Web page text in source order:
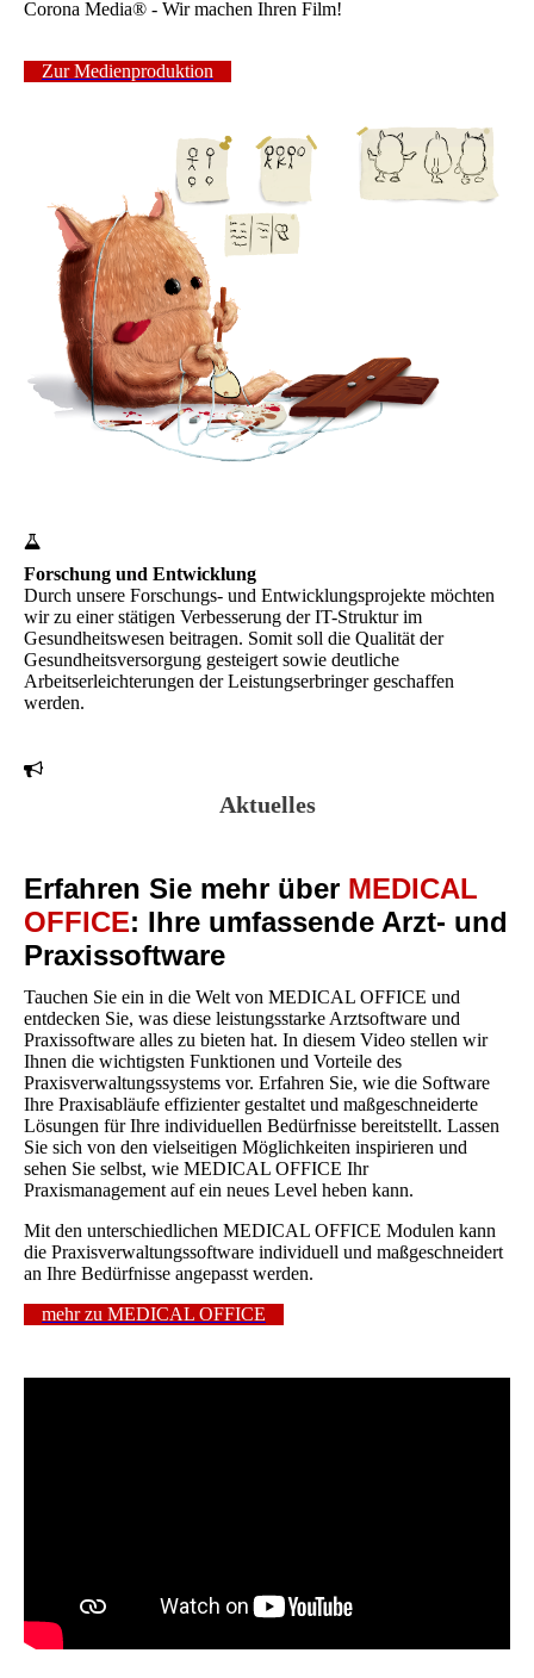
Corona Media® - Wir machen Ihren Film!
Zur Medienproduktion
Forschung und Entwicklung
Durch unsere Forschungs- und Entwicklungsprojekte möchten
wir zu einer stätigen Verbesserung der IT-Struktur im
Gesundheitswesen beitragen. Somit soll die Qualität der
Gesundheitsversorgung gesteigert sowie deutliche
Arbeitserleichterungen der Leistungserbringer geschaffen
werden.
Aktuelles
Erfahren Sie mehr über MEDICAL
OFFICE: Ihre umfassende Arzt- und
Praxissoftware
Tauchen Sie ein in die Welt von MEDICAL OFFICE und
entdecken Sie, was diese leistungsstarke Arztsoftware und
Praxissoftware alles zu bieten hat. In diesem Video stellen wir
Ihnen die wichtigsten Funktionen und Vorteile des
Praxisverwaltungssystems vor. Erfahren Sie, wie die Software
Ihre Praxisabläufe effizienter gestaltet und maßgeschneiderte
Lösungen für Ihre individuellen Bedürfnisse bereitstellt. Lassen
Sie sich von den vielseitigen Möglichkeiten inspirieren und
sehen Sie selbst, wie MEDICAL OFFICE Ihr
Praxismanagement auf ein neues Level heben kann.
Mit den unterschiedlichen MEDICAL OFFICE Modulen kann
die Praxisverwaltungssoftware individuell und maßgeschneidert
an Ihre Bedürfnisse angepasst werden.
mehr zu MEDICAL OFFICE